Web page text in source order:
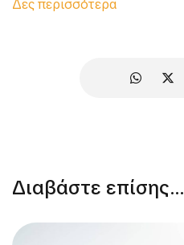
Δες περισσότερα
Διαβάστε επίσης...